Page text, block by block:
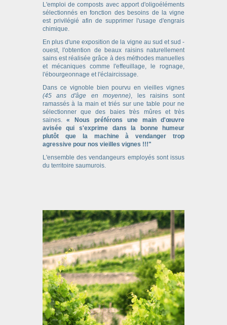
L'emploi de composts avec apport d'oligoéléments
sélectionnés en fonction des besoins de la vigne
est privilégié afin de supprimer l'usage d'engrais
chimique.
En plus d'une exposition de la vigne au sud et sud -
ouest, l'obtention de beaux raisins naturellement
sains est réalisée grâce à des méthodes manuelles
et mécaniques comme l'effeuillage, le rognage,
l'ébourgeonnage et l'éclaircissage.
Dans ce vignoble bien pourvu en vieilles vignes
(45 ans d'âge en moyenne) , les raisins sont
ramassés à la main et triés sur une table pour ne
sélectionner que des baies très mûres et très
saines.« Nous préférons une main d'œuvre
avisée qui s'exprime dans la bonne humeur
plutôt que la machine à vendanger trop
agressive pour nos vieilles vignes !!!"
L'ensemble des vendangeurs employés sont issus
du territoire saumurois.